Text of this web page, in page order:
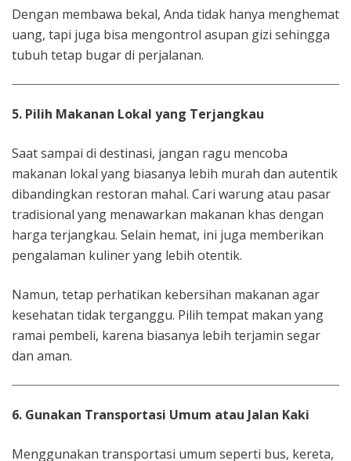
Dengan membawa bekal, Anda tidak hanya menghemat
uang, tapi juga bisa mengontrol asupan gizi sehingga
tubuh tetap bugar di perjalanan.
5. Pilih Makanan Lokal yang Terjangkau
Saat sampai di destinasi, jangan ragu mencoba
makanan lokal yang biasanya lebih murah dan autentik
dibandingkan restoran mahal. Cari warung atau pasar
tradisional yang menawarkan makanan khas dengan
harga terjangkau. Selain hemat, ini juga memberikan
pengalaman kuliner yang lebih otentik.
Namun, tetap perhatikan kebersihan makanan agar
kesehatan tidak terganggu. Pilih tempat makan yang
ramai pembeli, karena biasanya lebih terjamin segar
dan aman.
6. Gunakan Transportasi Umum atau Jalan Kaki
Menggunakan transportasi umum seperti bus, kereta,